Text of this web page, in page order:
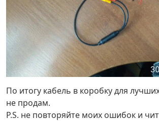
По итогу кабель в коробку для
не продам.
P.S. не повторяйте моих ошибок и